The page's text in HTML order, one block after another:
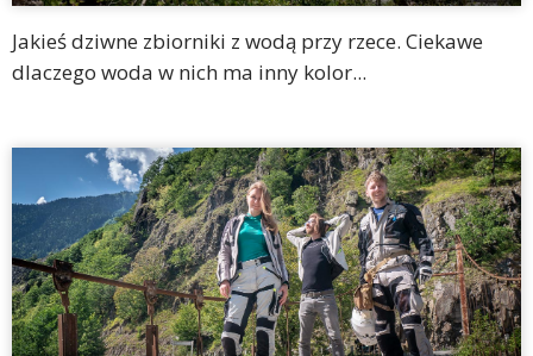
Jakieś dziwne zbiorniki z wodą przy rzece. Ciekawe
dlaczego woda w nich ma inny kolor...